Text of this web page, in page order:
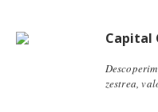
Capital
zestrea,